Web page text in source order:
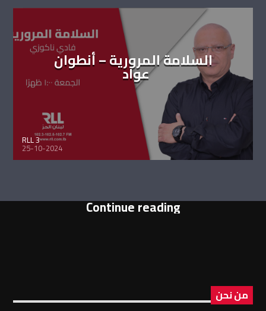
السلامة المرورية – أنطوان
عواد
RLL 3
25-10-2024
Continue reading
من نحن